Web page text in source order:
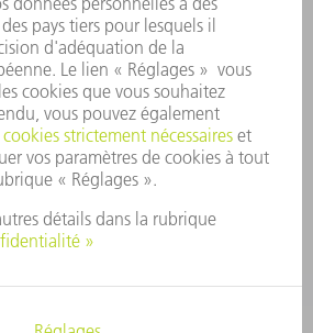
DES DONNÉES PERSONNELLES